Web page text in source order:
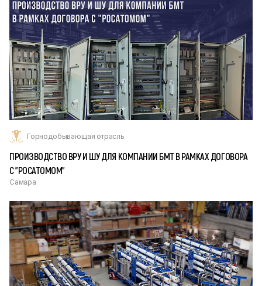
Горнодобывающая отрасль
ПРОИЗВОДСТВО ВРУ И ШУ ДЛЯ КОМПАНИИ БМТ В РАМКАХ ДОГОВОРА
С "РОСАТОМОМ"
Самара